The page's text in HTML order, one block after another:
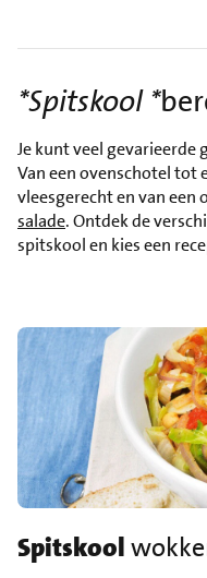
*Spitskool *
Je kunt veel
Van een ovenschotel tot
vleesgerecht en van een
salade. Ontdek de
spitskool en kies een
Spitskool